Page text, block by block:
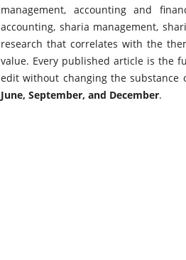
management, accounting and
accounting, sharia management,
research that correlates with the
value. Every published article is the
edit without changing the substance
June, September, and December.